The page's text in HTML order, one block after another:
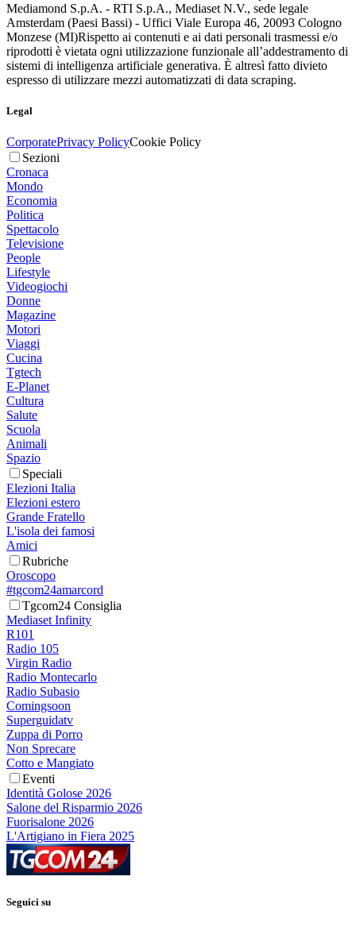
Mediamond S.p.A. - RTI S.p.A., Mediaset N.V., sede legale
Amsterdam (Paesi Bassi) - Uffici Viale Europa 46, 20093 Cologno
Monzese (MI)Rispetto ai contenuti e ai dati personali trasmessi e/o
riprodotti è vietata ogni utilizzazione funzionale all’addestramento di
sistemi di intelligenza artificiale generativa. È altresì fatto divieto
espresso di utilizzare mezzi automatizzati di data scraping.
Legal
CorporatePrivacy PolicyCookie Policy
Sezioni
Cronaca
Mondo
Economia
Politica
Spettacolo
Televisione
People
Lifestyle
Videogiochi
Donne
Magazine
Motori
Viaggi
Cucina
Tgtech
E-Planet
Cultura
Salute
Scuola
Animali
Spazio
Speciali
Elezioni Italia
Elezioni estero
Grande Fratello
L'isola dei famosi
Amici
Rubriche
Oroscopo
#tgcom24amarcord
Tgcom24 Consiglia
Mediaset Infinity
R101
Radio 105
Virgin Radio
Radio Montecarlo
Radio Subasio
Comingsoon
Superguidatv
Zuppa di Porro
Non Sprecare
Cotto e Mangiato
Eventi
Identità Golose 2026
Salone del Risparmio 2026
Fuorisalone 2026
L'Artigiano in Fiera 2025
Seguici su